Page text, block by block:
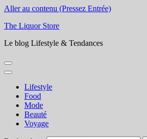
Aller au contenu (Pressez Entrée)
The Liquor Store
Le blog Lifestyle & Tendances
Lifestyle
Food
Mode
Beauté
Voyage